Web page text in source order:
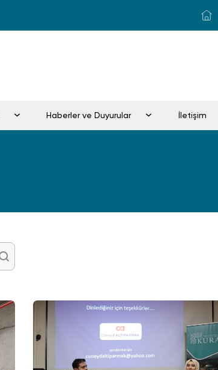
Haberler ve Duyurular İletişim